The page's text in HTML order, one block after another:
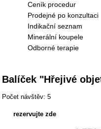
Ceník procedur
Prodejné po konzultaci
Indikační seznam
Minerální koupele
Odborné terapie
Balíček "Hřejivé
Počet návštěv: 5
rezervujte zde